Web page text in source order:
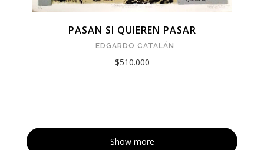
PASAN SI QUIEREN PASAR
EDGARDO CATALÁN
$510.000
Show more